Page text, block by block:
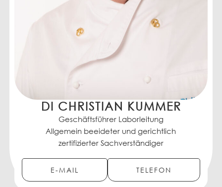
DI CHRISTIAN KUMMER
Geschäftsführer Laborleitung
Allgemein beeideter und gerichtlich
zertifizierter Sachverständiger
E-MAIL TELEFON